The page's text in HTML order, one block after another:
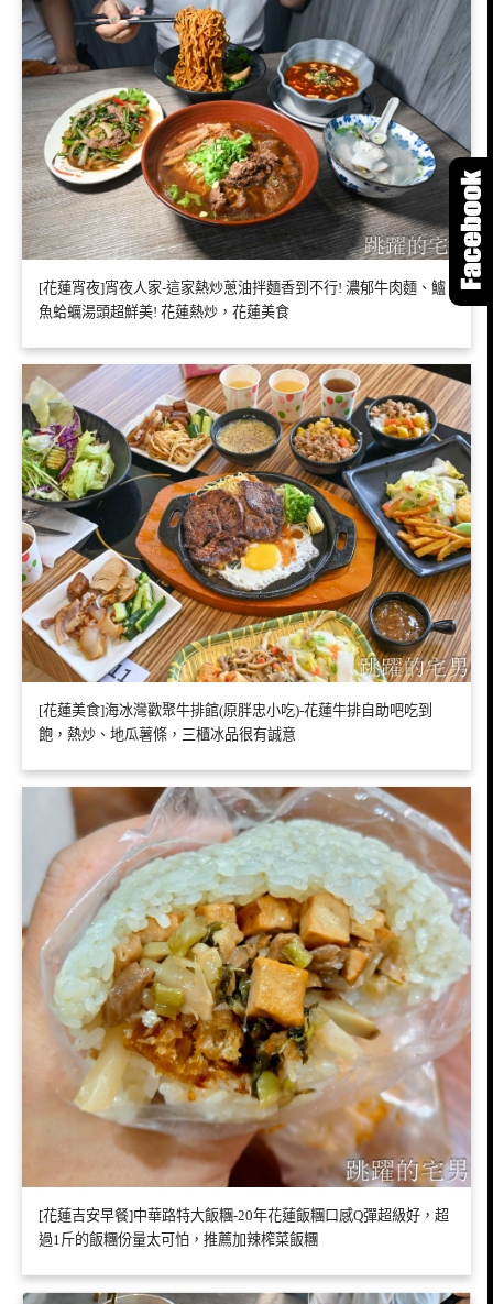
[花蓮宵夜]宵夜人家-這家熱炒蔥油拌麵香到不行! 濃郁牛肉麵、鱸
魚蛤蠣湯頭超鮮美! 花蓮熱炒，花蓮美食
[花蓮美食]海冰灣歡聚牛排館(原胖忠小吃)-花蓮牛排自助吧吃到
飽，熱炒、地瓜薯條，三櫃冰品很有誠意
[花蓮吉安早餐]中華路特大飯糰-20年花蓮飯糰口感Q彈超級好，超
過1斤的飯糰份量太可怕，推薦加辣榨菜飯糰